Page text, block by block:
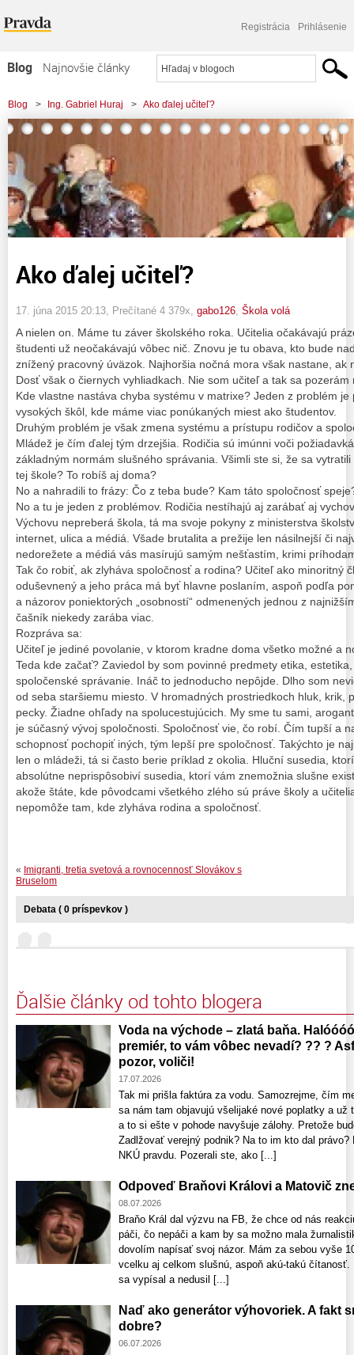
Registrácia Prihlásenie
Blog
Najnovšie články
Najčítanejšie články
Najkomentovanejšie články
Zoznam blogov
Komerčné blogy
Blog > Ing. Gabriel Huraj > Ako ďalej učiteľ?
Ako ďalej učiteľ?
17. júna 2015 20:13 , Prečítané 4 379x, gabo126 Škola volá
A nielen on. Máme tu záver školského roka. Učitelia očakávajú
študenti už neočakávajú vôbec nič. Znovu je tu obava, kto bude
znížený pracovný úväzok. Najhoršia nočná mora však nastane, ak
Dosť však o čiernych vyhliadkach. Nie som učiteľ a tak sa
Kde vlastne nastáva chyba systému v matrixe? Jeden z problém
vysokých škôl, kde máme viac ponúkaných miest ako študentov.
Druhým problém je však zmena systému a prístupu rodičov a
Mládež je čím ďalej tým drzejšia. Rodičia sú imúnni voči
základným normám slušného správania. Všimli ste si, že sa
tej škole? To robíš aj doma?
No a nahradili to frázy: Čo z teba bude? Kam táto spoločnosť
No a tu je jeden z problémov. Rodičia nestíhajú aj zarábať aj
Výchovu nepreberá škola, tá ma svoje pokyny z ministerstva
internet, ulica a médiá. Všade brutalita a prežije len násilnejší či
nedorežete a médiá vás masírujú samým nešťastím, krimi
Tak čo robiť, ak zlyháva spoločnosť a rodina? Učiteľ ako minoritný
oduševnený a jeho práca má byť hlavne poslaním, aspoň podľa
a názorov poniektorých „osobností“ odmenených jednou z
čašník niekedy zarába viac.
Rozpráva sa:
Učiteľ je jediné povolanie, v ktorom kradne doma všetko možné a
Teda kde začať? Zaviedol by som povinné predmety etika,
spoločenské správanie. Ináč to jednoducho nepôjde. Dlho som
od seba staršiemu miesto. V hromadných prostriedkoch hluk, krik,
pecky. Žiadne ohľady na spolucestujúcich. My sme tu sami,
je súčasný vývoj spoločnosti. Spoločnosť vie, čo robí. Čím tupší a
schopnosť pochopiť iných, tým lepší pre spoločnosť. Takýchto je
len o mládeži, tá si často berie príklad z okolia. Hluční susedia,
absolútne neprispôsobiví susedia, ktorí vám znemožnia slušne
akože štáte, kde pôvodcami všetkého zlého sú práve školy a
nepomôže tam, kde zlyháva rodina a spoločnosť.
« Imigranti, tretia svetová a rovnocennosť Slovákov s
Bruselom
Debata ( 0 príspevkov )
Ďalšie články od tohto blogera
Voda na východe – zlatá baňa.
premiér, to vám vôbec nevadí? ?? ?
pozor, voliči!
17.07.2026
Tak mi prišla faktúra za vodu. Samozrejme, čím
sa nám tam objavujú všelijaké nové poplatky a
a to si ešte v pohode navyšuje zálohy. Pretože
Zadlžovať verejný podnik? Na to im kto dal
NKÚ pravdu. Pozerali ste, ako [...]
Odpoveď Braňovi Královi a Matovič
08.07.2026
Braňo Král dal výzvu na FB, že chce od nás
páči, čo nepáči a kam by sa možno mala
dovolím napísať svoj názor. Mám za sebou vyše
vcelku aj celkom slušnú, aspoň akú-takú
sa vypísal a nedusil [...]
Naď ako generátor výhovoriek. A fakt
dobre?
06.07.2026